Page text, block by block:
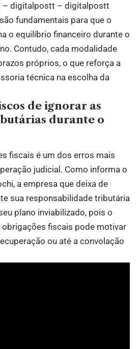
– digitalpostt – digitalpostt
fundamentais para que o
o equilíbrio financeiro durante o
Contudo, cada modalidade
próprios, o que reforça a
técnica na escolha da
de ignorar as
durante o
fiscais é um dos erros mais
judicial. Como informa o
a empresa que deixa de
sua responsabilidade tributária
plano inviabilizado, pois o
fiscais pode motivar
ou até a convolação